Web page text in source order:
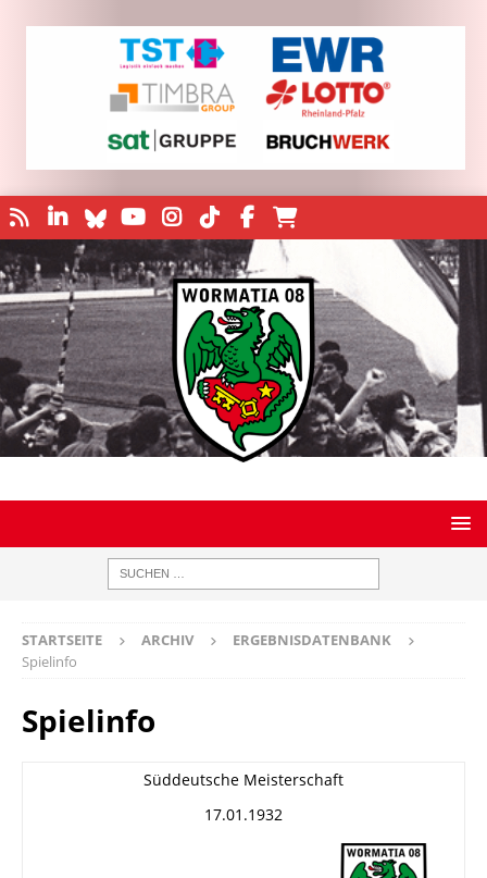
STARTSEITE ARCHIV
ERGEBNISDATENBANK
Spielinfo
Spielinfo
Süddeutsche Meisterschaft
17.01.1932